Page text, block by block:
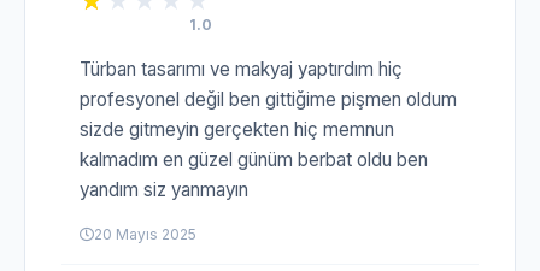
1.0
Türban tasarımı ve makyaj yaptırdım hiç
profesyonel değil ben gittiğime pişmen oldum
sizde gitmeyin gerçekten hiç memnun
kalmadım en güzel günüm berbat oldu ben
yandım siz yanmayın
20 Mayıs 2025